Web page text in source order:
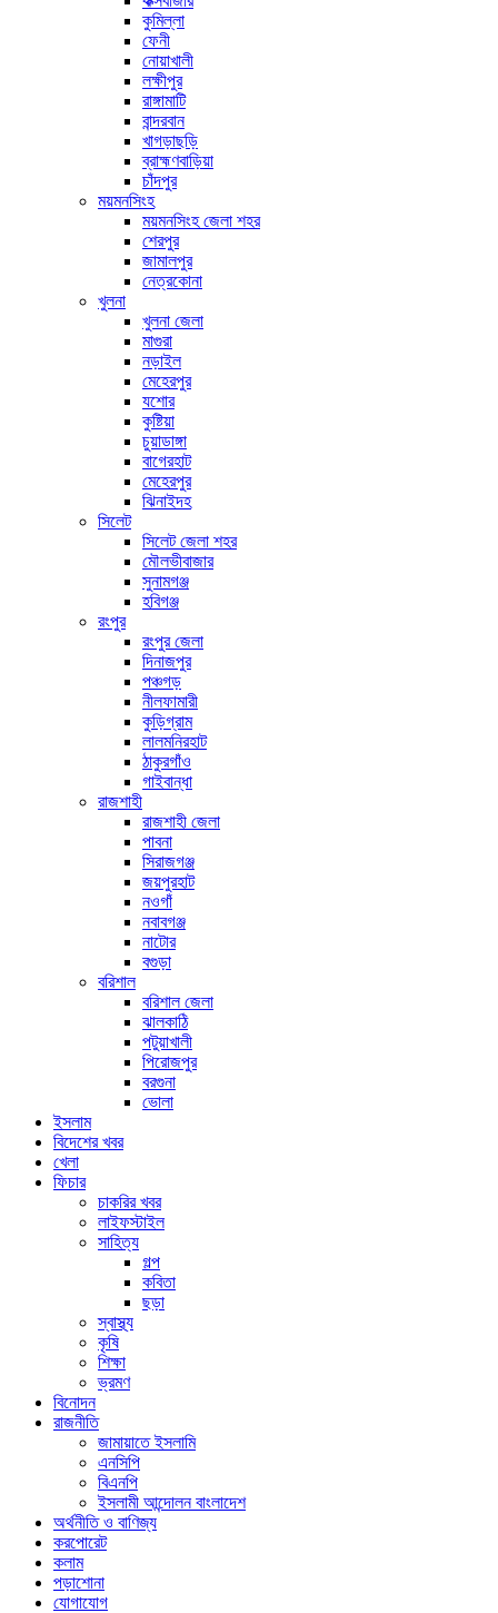
কুমিল্লা
ফেনী
নোয়াখালী
লক্ষীপুর
রাঙ্গামাটি
বান্দরবান
খাগড়াছড়ি
ব্রাহ্মণবাড়িয়া
চাঁদপুর
ময়মনসিংহ
ময়মনসিংহ জেলা শহর
শেরপুর
জামালপুর
নেত্রকোনা
খুলনা
খুলনা জেলা
মাগুরা
নড়াইল
মেহেরপুর
যশোর
কুষ্টিয়া
চুয়াডাঙ্গা
বাগেরহাট
মেহেরপুর
ঝিনাইদহ
সিলেট
সিলেট জেলা শহর
মৌলভীবাজার
সুনামগঞ্জ
হবিগঞ্জ
রংপুর
রংপুর জেলা
দিনাজপুর
পঞ্চগড়
নীলফামারী
কুড়িগ্রাম
লালমনিরহাট
ঠাকুরগাঁও
গাইবান্ধা
রাজশাহী
রাজশাহী জেলা
পাবনা
সিরাজগঞ্জ
জয়পুরহাট
নওগাঁ
নবাবগঞ্জ
নাটোর
বগুড়া
বরিশাল
বরিশাল জেলা
ঝালকাঠি
পটুয়াখালী
পিরোজপুর
বরগুনা
ভোলা
ইসলাম
বিদেশের খবর
খেলা
ফিচার
চাকরির খবর
লাইফস্টাইল
সাহিত্য
গল্প
কবিতা
ছড়া
স্বাস্থ্য
কৃষি
শিক্ষা
ভ্রমণ
বিনোদন
রাজনীতি
জামায়াতে ইসলামি
এনসিপি
বিএনপি
ইসলামী আন্দোলন বাংলাদেশ
অর্থনীতি ও বাণিজ্য
করপোরেট
কলাম
পড়াশোনা
যোগাযোগ